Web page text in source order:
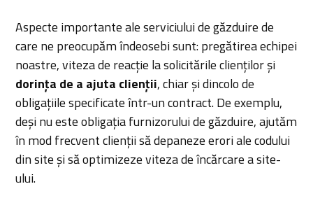
Aspecte importante ale serviciului de găzduire de
care ne preocupăm îndeosebi sunt: pregătirea echipei
noastre, viteza de reacție la solicitările clienților și
dorința de a ajuta clienții, chiar și dincolo de
obligațiile specificate într-un contract. De exemplu,
deși nu este obligația furnizorului de găzduire, ajutăm
în mod frecvent clienții să depaneze erori ale codului
din site și să optimizeze viteza de încărcare a site-
ului.